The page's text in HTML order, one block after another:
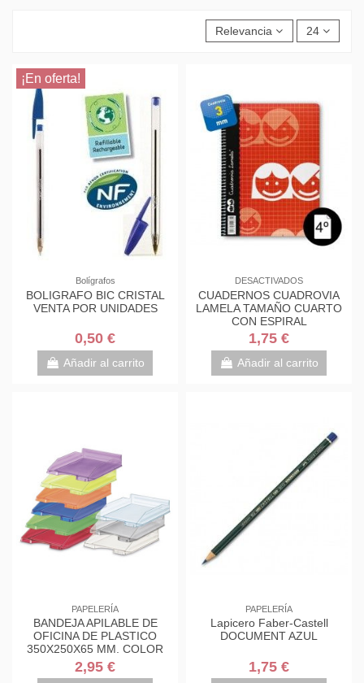
Relevancia 24
¡En oferta!
Bolígrafos
BOLIGRAFO BIC CRISTAL
VENTA POR UNIDADES
0,50 €
Añadir al carrito
DESACTIVADOS
CUADERNOS CUADROVIA
LAMELA TAMAÑO CUARTO
CON ESPIRAL
1,75 €
Añadir al carrito
PAPELERÍA
BANDEJA APILABLE DE
OFICINA DE PLASTICO
350X250X65 MM. COLOR
TRANSPARENTE FAIBO 93-
23
2,95 €
PAPELERÍA
Lapicero Faber-Castell
DOCUMENT AZUL
1,75 €